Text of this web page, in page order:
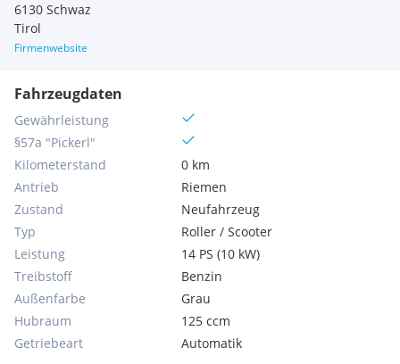
6130 Schwaz
Tirol
Firmenwebsite
Fahrzeugdaten
Gewährleistung
§57a "Pickerl"
Kilometerstand
0 km
Antrieb
Riemen
Zustand
Neufahrzeug
Typ
Roller / Scooter
Leistung
14 PS (10 kW)
Treibstoff
Benzin
Außenfarbe
Grau
Hubraum
125 ccm
Getriebeart
Automatik